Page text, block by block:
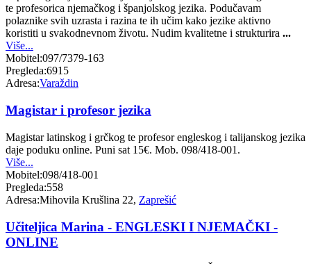
te profesorica njemačkog i španjolskog jezika. Podučavam
polaznike svih uzrasta i razina te ih učim kako jezike aktivno
koristiti u svakodnevnom životu. Nudim kvalitetne i strukturira ...
Više...
Mobitel:097/7379-163
Pregleda:6915
Adresa:Varaždin
Magistar i profesor jezika
Magistar latinskog i grčkog te profesor engleskog i talijanskog jezika
daje poduku online. Puni sat 15€. Mob. 098/418-001.
Više...
Mobitel:098/418-001
Pregleda:558
Adresa:Mihovila Krušlina 22, Zaprešić
Učiteljica Marina - ENGLESKI I NJEMAČKI -
ONLINE